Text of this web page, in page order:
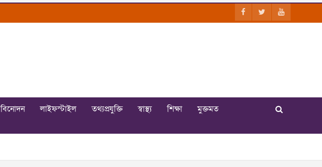
বিনোদন লাইফস্টাইল তথ্যপ্রযুক্তি স্বাস্থ্য শিক্ষা
মুক্তমত